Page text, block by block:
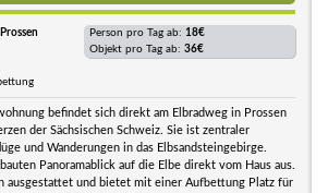
Person pro Tag ab: 18€
Objekt pro Tag ab: 36€
befindet sich direkt am Elbradweg in Prossen
der Sächsischen Schweiz. Sie ist zentraler
und Wanderungen in das Elbsandsteingebirge.
Panoramablick auf die Elbe direkt vom Haus aus.
ausgestattet und bietet mit einer Aufbettung Platz für